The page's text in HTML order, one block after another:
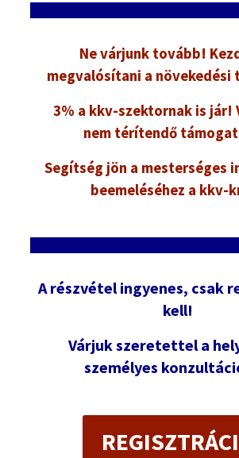
Ne várjunk tovább!
megvalósítani a növekedési
3% a kkv-szektornak is jár!
nem térítendő
Segítség jön a mesterséges
beemeléséhez a kkv-
A részvétel ingyenes, csak
kell!
Várjuk szeretettel a
személyes